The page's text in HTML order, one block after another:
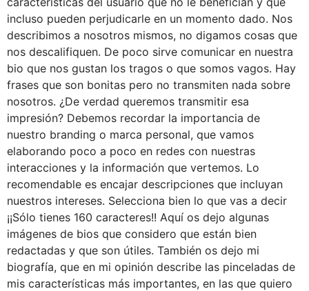
incluso pueden perjudicarle en un momento dado. Nos
describimos a nosotros mismos, no digamos cosas que
nos descalifiquen. De poco sirve comunicar en nuestra
bio que nos gustan los tragos o que somos vagos. Hay
frases que son bonitas pero no transmiten nada sobre
nosotros. ¿De verdad queremos transmitir esa
impresión? Debemos recordar la importancia de
nuestro branding o marca personal, que vamos
elaborando poco a poco en redes con nuestras
interacciones y la información que vertemos. Lo
recomendable es encajar descripciones que incluyan
nuestros intereses. Selecciona bien lo que vas a decir
¡¡Sólo tienes 160 caracteres!! Aquí os dejo algunas
imágenes de bios que considero que están bien
redactadas y que son útiles. También os dejo mi
biografía, que en mi opinión describe las pinceladas de
mis características más importantes, en las que quiero